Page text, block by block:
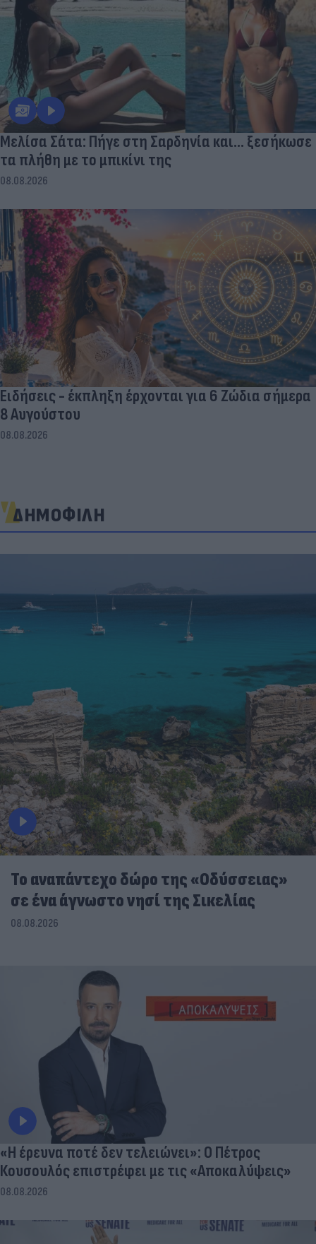
Μελίσα Σάτα: Πήγε στη Σαρδηνία και... ξεσήκωσε
τα πλήθη με το μπικίνι της
08.08.2026
Ειδήσεις - έκπληξη έρχονται για 6 Ζώδια σήμερα
8 Αυγούστου
08.08.2026
ΔΗΜΟΦΙΛΗ
To αναπάντεχο δώρο της «Οδύσσειας»
σε ένα άγνωστο νησί της Σικελίας
08.08.2026
«Η έρευνα ποτέ δεν τελειώνει»: Ο Πέτρος
Κουσουλός επιστρέφει με τις «Αποκαλύψεις»
08.08.2026